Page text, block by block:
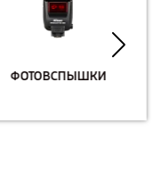
ФОТОВСПЫШКИ